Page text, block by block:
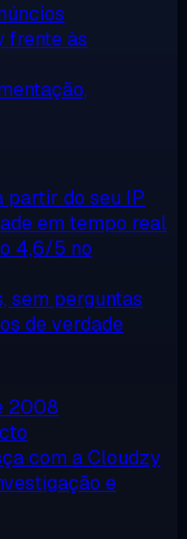
frente às
partir do seu IP
em tempo real
4,6/5 no
sem perguntas
de verdade
2008
com a Cloudzy
e